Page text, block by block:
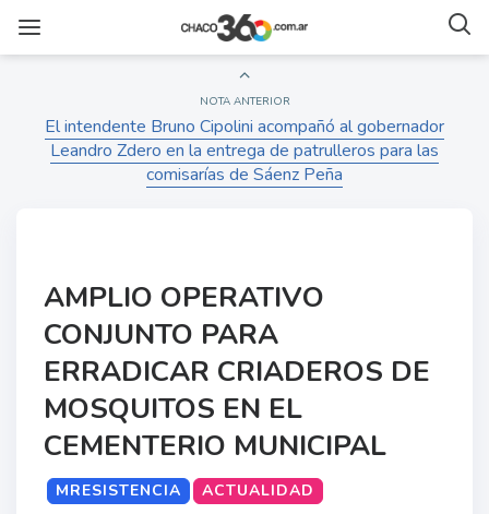
NOTA ANTERIOR
El intendente Bruno Cipolini acompañó al gobernador
Leandro Zdero en la entrega de patrulleros para las
comisarías de Sáenz Peña
AMPLIO OPERATIVO
CONJUNTO PARA
ERRADICAR CRIADEROS DE
MOSQUITOS EN EL
CEMENTERIO MUNICIPAL
MRESISTENCIA ACTUALIDAD